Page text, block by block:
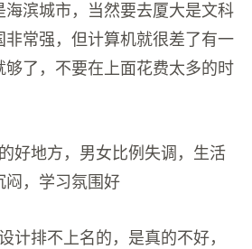
海滨城市，当然要去厦大是文科
非常强，但计算机就很差了有一
够了，不要在上面花费太多的时
好地方，男女比例失调，生活
闷，学习氛围好
计排不上名的，是真的不好，